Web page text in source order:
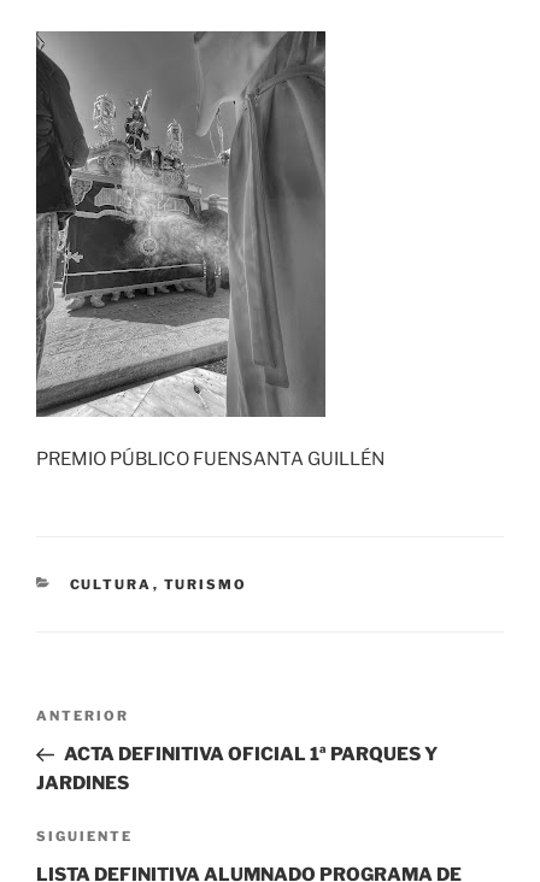
PREMIO PÚBLICO FUENSANTA GUILLÉN
CATEGORÍAS
CULTURA , TURISMO
Navegación
entradas
Entrada
anterior:
ANTERIOR
ACTA DEFINITIVA OFICIAL 1ª PARQUES Y
JARDINES
Siguiente
entrada
SIGUIENTE
LISTA DEFINITIVA ALUMNADO PROGRAMA DE